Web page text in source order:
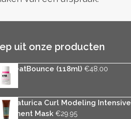
uit onze producten
HeatBounce (118ml) €48.00
Naturica Curl Modeling Intensive
Mask €29.95